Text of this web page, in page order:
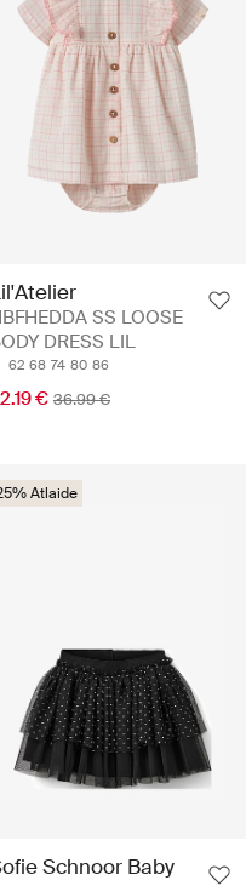
SS LOOSE
DRESS LIL
62 68 74 80 86
€ 36.99 €
Atlaide
Schnoor Baby